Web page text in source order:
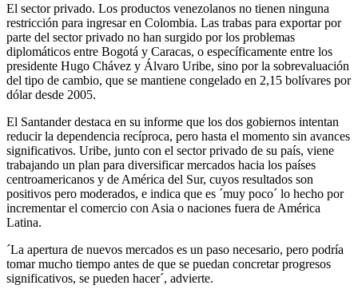
El sector privado. Los productos venezolanos no tienen ninguna
restricción para ingresar en Colombia. Las trabas para exportar por
parte del sector privado no han surgido por los problemas
diplomáticos entre Bogotá y Caracas, o específicamente entre los
presidente Hugo Chávez y Álvaro Uribe, sino por la sobrevaluación
del tipo de cambio, que se mantiene congelado en 2,15 bolívares por
dólar desde 2005.
El Santander destaca en su informe que los dos gobiernos intentan
reducir la dependencia recíproca, pero hasta el momento sin avances
significativos. Uribe, junto con el sector privado de su país, viene
trabajando un plan para diversificar mercados hacia los países
centroamericanos y de América del Sur, cuyos resultados son
positivos pero moderados, e indica que es ´muy poco´ lo hecho por
incrementar el comercio con Asia o naciones fuera de América
Latina.
´La apertura de nuevos mercados es un paso necesario, pero podría
tomar mucho tiempo antes de que se puedan concretar progresos
significativos, se pueden hacer´, advierte.